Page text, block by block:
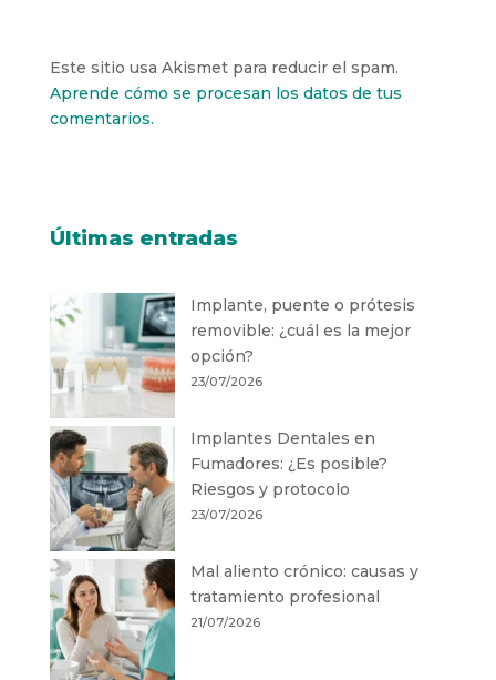
Este sitio usa Akismet para reducir el spam.
Aprende cómo se procesan los datos de tus
comentarios.
Últimas entradas
Implante, puente o prótesis
removible: ¿cuál es la mejor
opción?
23/07/2026
Implantes Dentales en
Fumadores: ¿Es posible?
Riesgos y protocolo
23/07/2026
Mal aliento crónico: causas y
tratamiento profesional
21/07/2026